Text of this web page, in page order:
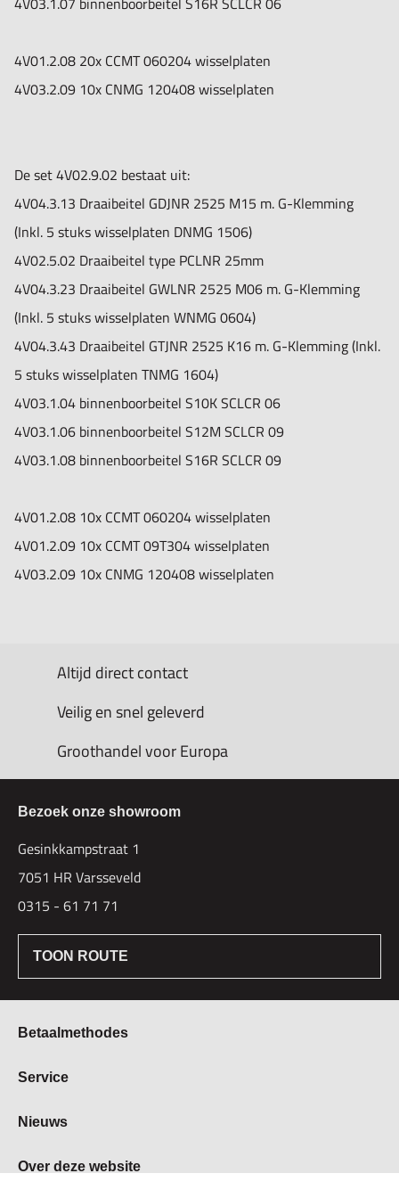
4V01.2.08 20x CCMT 060204 wisselplaten
4V03.2.09 10x CNMG 120408 wisselplaten
De set 4V02.9.02 bestaat uit:
4V04.3.13 Draaibeitel GDJNR 2525 M15 m. G-Klemming
(Inkl. 5 stuks wisselplaten DNMG 1506)
4V02.5.02 Draaibeitel type PCLNR 25mm
4V04.3.23 Draaibeitel GWLNR 2525 M06 m. G-Klemming
(Inkl. 5 stuks wisselplaten WNMG 0604)
4V04.3.43 Draaibeitel GTJNR 2525 K16 m. G-Klemming (Inkl.
5 stuks wisselplaten TNMG 1604)
4V03.1.04 binnenboorbeitel S10K SCLCR 06
4V03.1.06 binnenboorbeitel S12M SCLCR 09
4V03.1.08 binnenboorbeitel S16R SCLCR 09
4V01.2.08 10x CCMT 060204 wisselplaten
4V01.2.09 10x CCMT 09T304 wisselplaten
4V03.2.09 10x CNMG 120408 wisselplaten
Altijd direct contact
Veilig en snel geleverd
Groothandel voor Europa
Bezoek onze showroom
Gesinkkampstraat 1
7051 HR Varsseveld
0315 - 61 71 71
TOON ROUTE
Betaalmethodes
Bestellen & Betalen
Contract herroepen
Levertijden
Service
Over Hogetex
FAQ
Nieuws
Beurzen
Over deze website